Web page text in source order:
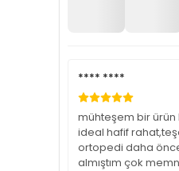
**** ****
mühteşem bir ürün
ideal hafif
ortopedi daha
almıştım çok